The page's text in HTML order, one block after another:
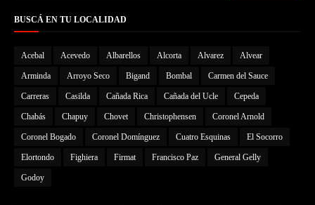
BUSCÁ EN TU LOCALIDAD
Acebal Acevedo Albarellos Alcorta Alvarez Alvear
Arminda Arroyo Seco Bigand Bombal Carmen del Sauce
Carreras Casilda Cañada Rica Cañada del Ucle Cepeda
Chabás Chapuy Chovet Christophensen Coronel Arnold
Coronel Bogado Coronel Domínguez Cuatro Esquinas El Socorro
Elortondo Fighiera Firmat Francisco Paz General Gelly
Godoy